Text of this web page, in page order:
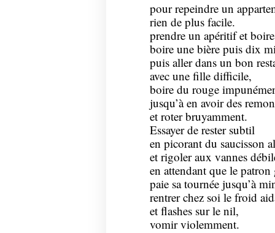
pour repeindre un
rien de plus facile.
prendre un apéritif et
boire une bière puis dix
puis aller dans un bon
avec une fille difficile,
boire du rouge
jusqu’à en avoir des
et roter bruyamment.
Essayer de rester subtil
en picorant du saucisson
et rigoler aux vannes
en attendant que le
paie sa tournée jusqu’à
rentrer chez soi le froid
et flashes sur le nil,
vomir violemment.